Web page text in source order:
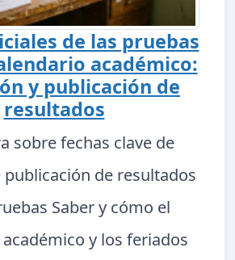
de las pruebas
académico:
y publicación de
resultados
sobre fechas clave de
publicación de resultados
Saber y cómo el
y los feriados